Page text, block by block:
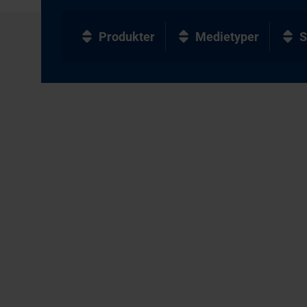
Produkter Medietyper